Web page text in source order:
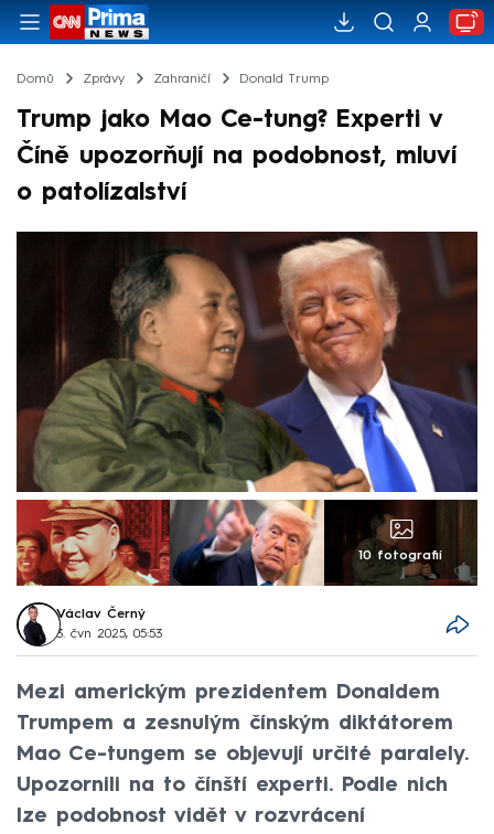
Domů Zprávy Zahraničí Donald Trump
Trump jako Mao Ce-tung? Experti v
Číně upozorňují na podobnost, mluví
o patolízalství
10 fotografií
Václav Černý
3. čvn 2025, 05:53
Mezi americkým prezidentem Donaldem
Trumpem a zesnulým čínským diktátorem
Mao Ce-tungem se objevují určité paralely.
Upozornili na to čínští experti. Podle nich
lze podobnost vidět v rozvrácení